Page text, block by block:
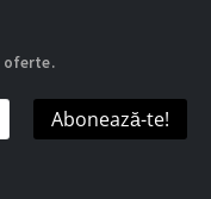
oferte.